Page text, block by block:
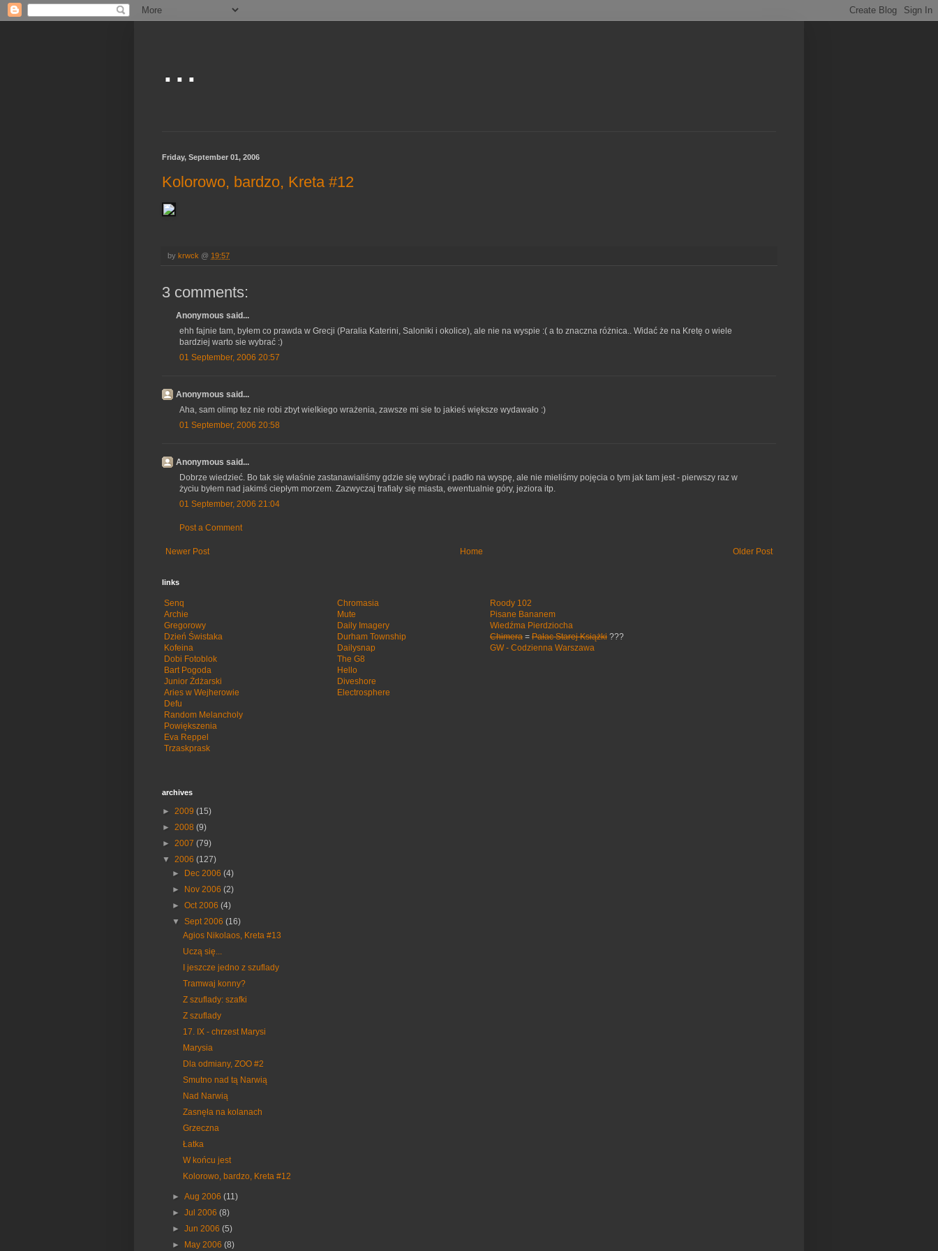
...
Friday, September 01, 2006
Kolorowo, bardzo, Kreta #12
by krwck @ 19:57
3 comments:
Anonymous said...
ehh fajnie tam, byłem co prawda w Grecji (Paralia Katerini, Saloniki i okolice), ale nie na wyspie :( a to znaczna różnica.. Widać że na Kretę o wiele
bardziej warto sie wybrać :)
01 September, 2006 20:57
Anonymous said...
Aha, sam olimp tez nie robi zbyt wielkiego wrażenia, zawsze mi sie to jakieś większe wydawało :)
01 September, 2006 20:58
Anonymous said...
Dobrze wiedzieć. Bo tak się właśnie zastanawialiśmy gdzie się wybrać i padło na wyspę, ale nie mieliśmy pojęcia o tym jak tam jest - pierwszy raz w
życiu byłem nad jakimś ciepłym morzem. Zazwyczaj trafiały się miasta, ewentualnie góry, jeziora itp.
01 September, 2006 21:04
Post a Comment
Newer Post Older Post
Home
links
Senq
Archie
Gregorowy
Dzień Świstaka
Kofeina
Dobi Fotoblok
Bart Pogoda
Junior Żdżarski
Aries w Wejherowie
Defu
Random Melancholy
Powiększenia
Eva Reppel
Trzaskprask
Chromasia
Mute
Daily Imagery
Durham Township
Dailysnap
The G8
Hello
Diveshore
Electrosphere
Roody 102
Pisane Bananem
Wiedźma Pierdziocha
Chimera = Pałac Starej Książki ???
GW - Codzienna Warszawa
archives
► 2009 (15)
► 2008 (9)
► 2007 (79)
▼ 2006 (127)
► Dec 2006(4)
► Nov 2006(2)
►Oct 2006(4)
▼Sept 2006(16)
Agios Nikolaos, Kreta #13
Uczą się...
I jeszcze jedno z szuflady
Tramwaj konny?
Z szuflady: szafki
Z szuflady
17. IX - chrzest Marysi
Marysia
Dla odmiany, ZOO #2
Smutno nad tą Narwią
Nad Narwią
Zasnęła na kolanach
Grzeczna
Łatka
W końcu jest
Kolorowo, bardzo, Kreta #12
►Aug 2006(11)
►Jul 2006(8)
►Jun 2006(5)
► May 2006(8)